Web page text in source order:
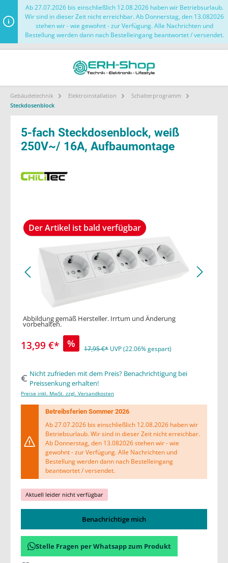
Ab 27.07.2026 bis einschließlich 12.08.2026 haben wir Betriebsurlaub.
Wir sind in dieser Zeit nicht erreichbar. Ab Donnerstag, den 13.082026
stehen wir - wie gewohnt - zur Verfügung. Alle Nachrichten und
Bestellung werden dann nach Bestelleingang beantwortet / versendet.
Gebäudetechnik Elektroinstallation
Schalterprogramm
Steckdosenblock
5-fach Steckdosenblock, weiß
250V~/ 16A, Aufbaumontage
Der Artikel ist bald verfügbar
Abbildung gemäß Hersteller. Irrtum und Änderung
vorbehalten.
13,99 €* % 17,95 €* UVP (22.06% gespart)
Nicht zufrieden mit dem Preis? Benachrichtigung bei
Preissenkung erhalten!
Preise inkl. MwSt. zzgl. Versandkosten
Betreibsferien Sommer 2026
Ab 27.07.2026 bis einschließlich 12.08.2026 haben wir
Betriebsurlaub. Wir sind in dieser Zeit nicht erreichbar.
Ab Donnerstag, den 13.082026 stehen wir - wie
gewohnt - zur Verfügung. Alle Nachrichten und
Bestellung werden dann nach Bestelleingang
beantwortet / versendet.
Aktuell leider nicht verfügbar
Benachrichtige mich
Stelle Fragen per Whatsapp zum Produkt